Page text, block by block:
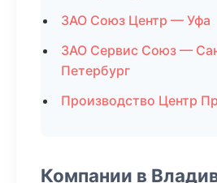
ЗАО Союз Центр — Уфа
ЗАО Сервис Союз —
Петербург
Производство Центр
Компании в